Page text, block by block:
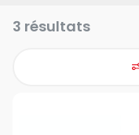
3 résultats